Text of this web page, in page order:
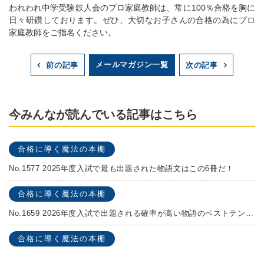
われわれ中学受験鉄人会のプロ家庭教師は、常に100％合格を胸に
日々研鑽しております。ぜひ、大切なお子さんの合格の為にプロ
家庭教師をご指名ください。
前の記事 メールマガジン一覧 次の記事
今みんなが読んでいる記事はこちら
合格に導く魔法の本棚
No.1577 2025年度入試で最も出題された物語文はこの6冊だ！
合格に導く魔法の本棚
No.1659 2026年度入試で出題される確率が高い物語のベストテンを発表します！
合格に導く魔法の本棚